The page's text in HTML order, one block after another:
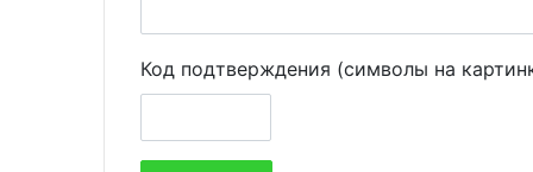
Код подтверждения (символы на